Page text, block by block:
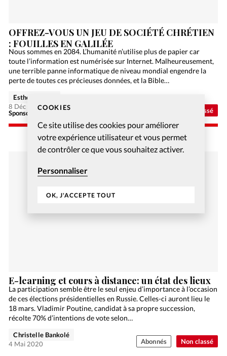
COOKIES
Ce site utilise des cookies pour améliorer
votre expérience utilisateur et vous permet
de contrôler ce que vous souhaitez activer.
Personnaliser
OK, J'ACCEPTE TOUT
Non classé
OFFREZ-VOUS UN JEU DE SOCIÉTÉ CHRÉTIEN
: FOUILLES EN GALILÉE
Nous sommes en 2084. L’humanité n’utilise plus de papier car
toute l’information est numérisée sur Internet. Malheureusement,
une terrible panne informatique de niveau mondial engendre la
perte de toutes ces précieuses données, et la Bible…
Sponsorisé - Alliance Biblilque Française
Esther Hänggi
8 Déc 2020
Non classé
E-learning et cours à distance: un état des lieux
La participation semble être le seul enjeu d’importance à l’occasion
de ces élections présidentielles en Russie. Celles-ci auront lieu le
18 mars. Vladimir Poutine, candidat à sa propre succession,
récolte 70% d’intentions de vote selon…
Christelle Bankolé
4 Mai 2020
Abonnés